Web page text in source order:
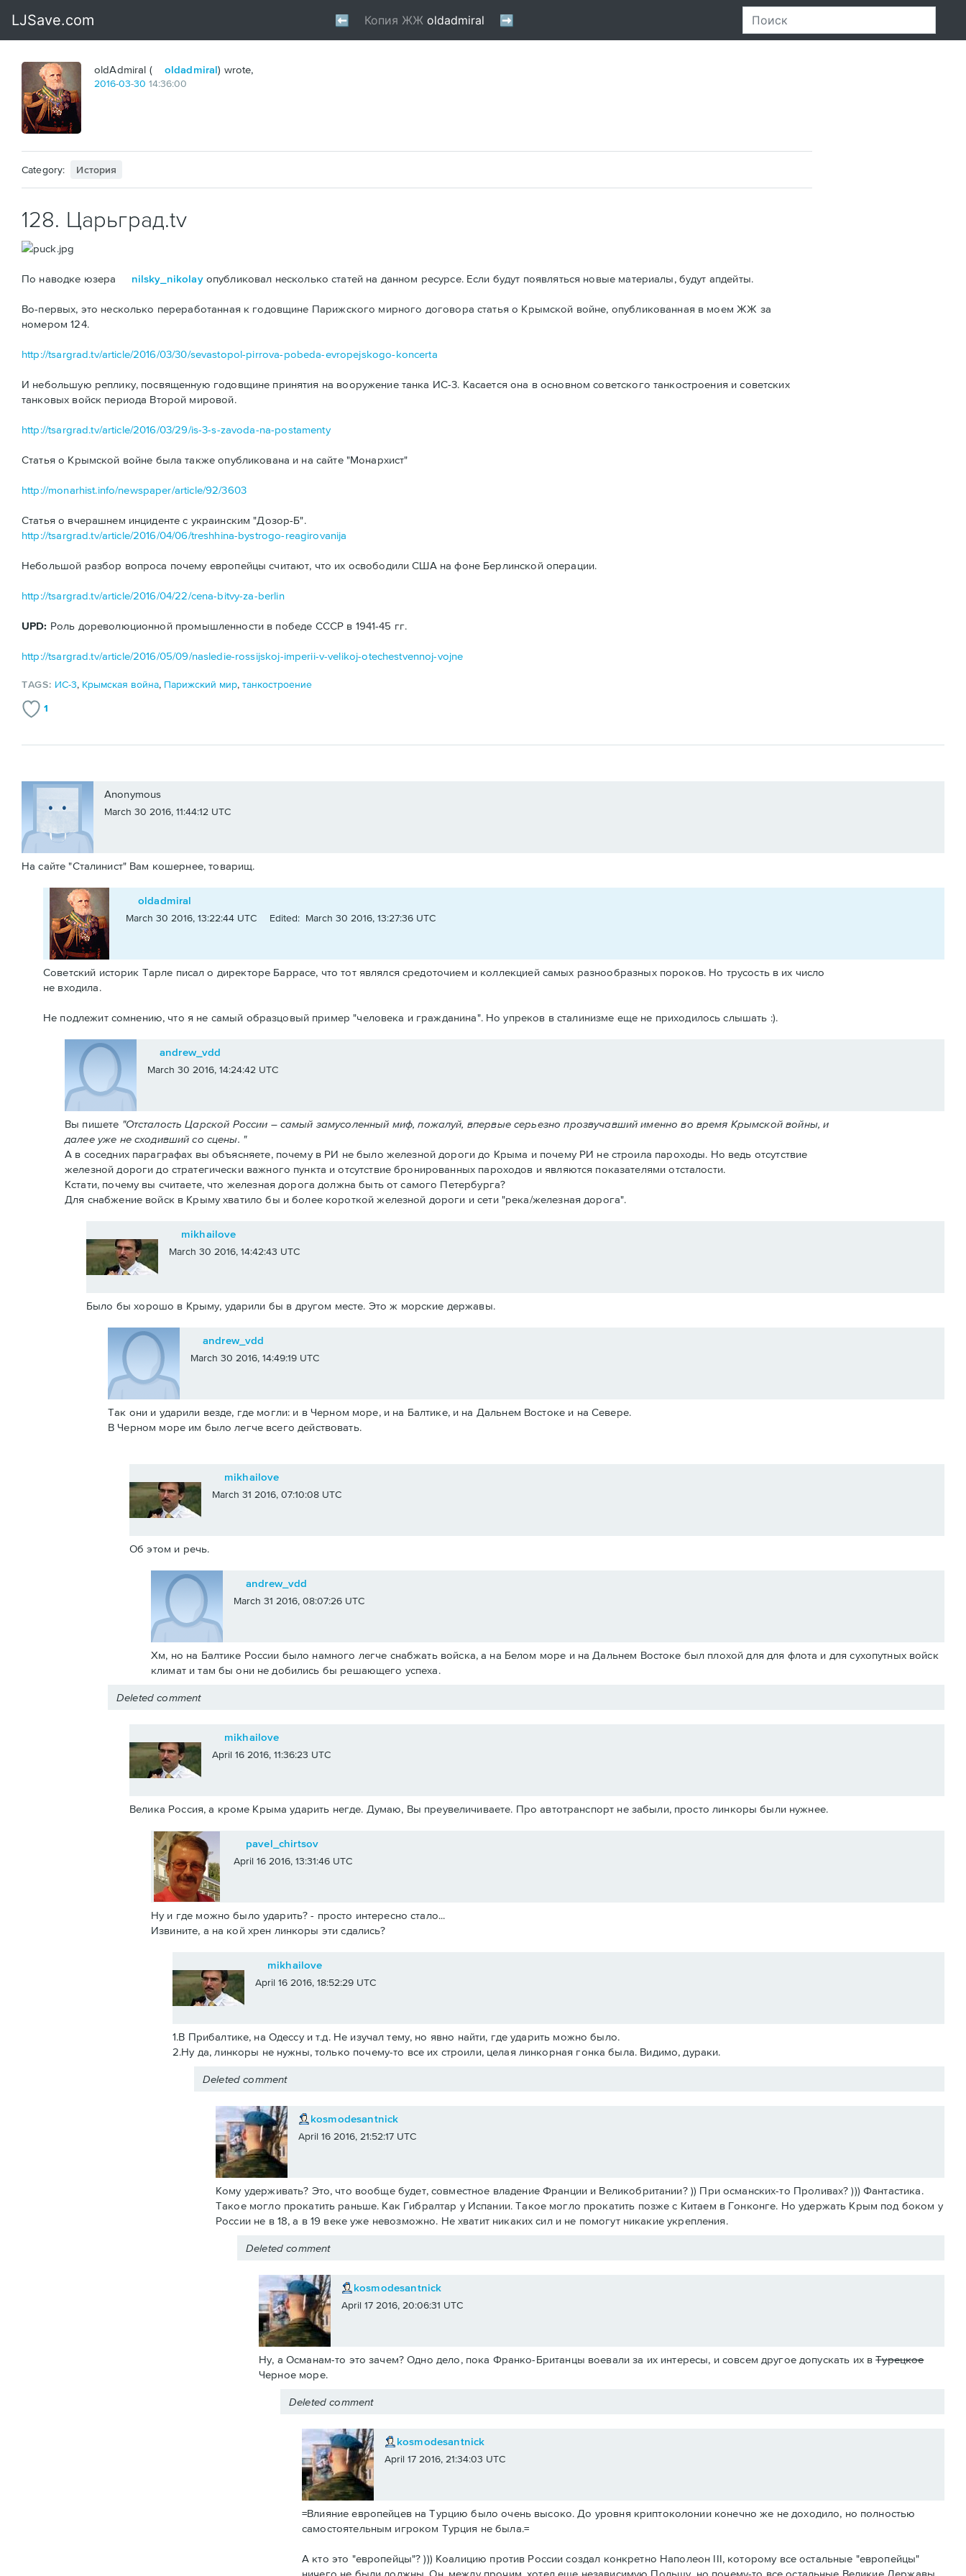
oldAdmiral ( oldadmiral) wrote,
2016-03-30 14:36:00
Category: История
128. Царьград.tv
По наводке юзера nilsky_nikolayопубликовал несколько статей на данном ресурсе. Если будут появляться новые материалы, будут апдейты.
Во-первых, это несколько переработанная к годовщине Парижского мирного договора статья о Крымской войне, опубликованная в моем ЖЖ за
номером 124.
http://tsargrad.tv/article/2016/03/30/sevastopol-pirrova-pobeda-evropejskogo-koncerta
И небольшую реплику, посвященную годовщине принятия на вооружение танка ИС-3. Касается она в основном советского танкостроения и советских
танковых войск периода Второй мировой.
http://tsargrad.tv/article/2016/03/29/is-3-s-zavoda-na-postamenty
Статья о Крымской войне была также опубликована и на сайте "Монархист"
http://monarhist.info/newspaper/article/92/3603
Статья о вчерашнем инциденте с украинским "Дозор-Б".
http://tsargrad.tv/article/2016/04/06/treshhina-bystrogo-reagirovanija
Небольшой разбор вопроса почему европейцы считают, что их освободили США на фоне Берлинской операции.
http://tsargrad.tv/article/2016/04/22/cena-bitvy-za-berlin
UPD: Роль дореволюционной промышленности в победе СССР в 1941-45 гг.
http://tsargrad.tv/article/2016/05/09/nasledie-rossijskoj-imperii-v-velikoj-otechestvennoj-vojne
TAGS: ИС-3, Крымская война, Парижский мир,танкостроение
1
Anonymous
March 30 2016, 11:44:12 UTC
На сайте "Сталинист" Вам кошернее, товарищ.
oldadmiral
March 30 2016, 13:22:44 UTC Edited: March 30 2016, 13:27:36 UTC
Советский историк Тарле писал о директоре Баррасе, что тот являлся средоточием и коллекцией самых разнообразных пороков. Но трусость в их число
не входила.
Не подлежит сомнению, что я не самый образцовый пример "человека и гражданина". Но упреков в сталинизме еще не приходилось слышать :).
andrew_vdd
March 30 2016, 14:24:42 UTC
Вы пишете "Отсталость Царской России – самый замусоленный миф, пожалуй, впервые серьезно прозвучавший именно во время Крымской войны, и
далее уже не сходивший со сцены. "
А в соседних параграфах вы объясняете, почему в РИ не было железной дороги до Крыма и почему РИ не строила пароходы. Но ведь отсутствие
железной дороги до стратегически важного пункта и отсутствие бронированных пароходов и являются показателями отсталости.
Кстати, почему вы считаете, что железная дорога должна быть от самого Петербурга?
Для снабжение войск в Крыму хватило бы и более короткой железной дороги и сети "река/железная дорога".
mikhailove
March 30 2016, 14:42:43 UTC
Было бы хорошо в Крыму, ударили бы в другом месте. Это ж морские державы.
andrew_vdd
March 30 2016, 14:49:19 UTC
Так они и ударили везде, где могли: и в Черном море, и на Балтике, и на Дальнем Востоке и на Севере.
В Черном море им было легче всего действовать.
mikhailove
March 31 2016, 07:10:08 UTC
Об этом и речь.
andrew_vdd
March 31 2016, 08:07:26 UTC
Хм, но на Балтике России было намного легче снабжать войска, а на Белом море и на Дальнем Востоке был плохой для для флота и для сухопутных войск
климат и там бы они не добились бы решающего успеха.
Deleted comment
mikhailove
April 16 2016, 11:36:23 UTC
Велика Россия, а кроме Крыма ударить негде. Думаю, Вы преувеличиваете. Про автотранспорт не забыли, просто линкоры были нужнее.
pavel_chirtsov
April 16 2016, 13:31:46 UTC
Ну и где можно было ударить? - просто интересно стало...
Извините, а на кой хрен линкоры эти сдались?
mikhailove
April 16 2016, 18:52:29 UTC
1.В Прибалтике, на Одессу и т.д. Не изучал тему, но явно найти, где ударить можно было.
2.Ну да, линкоры не нужны, только почему-то все их строили, целая линкорная гонка была. Видимо, дураки.
Deleted comment
kosmodesantnick
April 16 2016, 21:52:17 UTC
Кому удерживать? Это, что вообще будет, совместное владение Франции и Великобритании? )) При османских-то Проливах? ))) Фантастика.
Такое могло прокатить раньше. Как Гибралтар у Испании. Такое могло прокатить позже с Китаем в Гонконге. Но удержать Крым под боком у
России не в 18, а в 19 веке уже невозможно. Не хватит никаких сил и не помогут никакие укрепления.
Deleted comment
kosmodesantnick
April 17 2016, 20:06:31 UTC
Ну, а Османам-то это зачем? Одно дело, пока Франко-Британцы воевали за их интересы, и совсем другое допускать их вТурецкое
Черное море.
Deleted comment
kosmodesantnick
April 17 2016, 21:34:03 UTC
=Влияние европейцев на Турцию было очень высоко. До уровня криптоколонии конечно же не доходило, но полностью
самостоятельным игроком Турция не была.=
А кто это "европейцы"? ))) Коалицию против России создал конкретно Наполеон III, которому все остальные "европейцы"